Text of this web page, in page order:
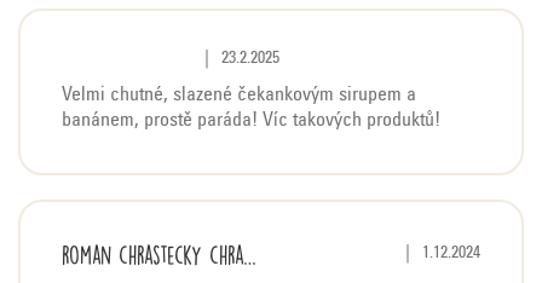
Hodnocení produktu je 5 z 5 hvězdiček.
23.2.2025
Velmi chutné, slazené čekankovým sirupem a
banánem, prostě paráda! Víc takových produktů!
Hodnocení
1.12.2024